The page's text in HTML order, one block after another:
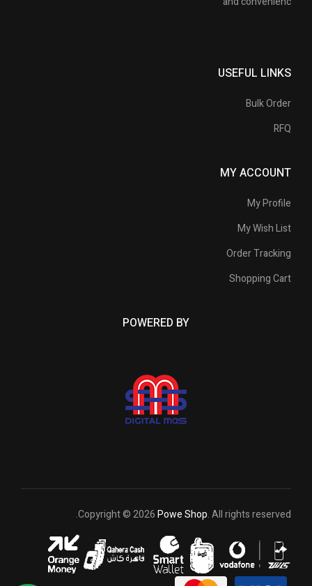
USEFUL LINKS
Bulk Order
RFQ
MY ACCOUNT
My Profile
My Wish List
Order Tracking
Shopping Cart
POWERED BY
Copyright © 2026Powe Shop. All rights reserved.